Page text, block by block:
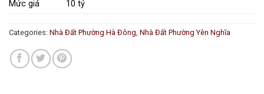
Mức giá
10 tỷ
Categories: Nhà Đất Phường Hà Đông, Nhà Đất Phường Yên Nghĩa